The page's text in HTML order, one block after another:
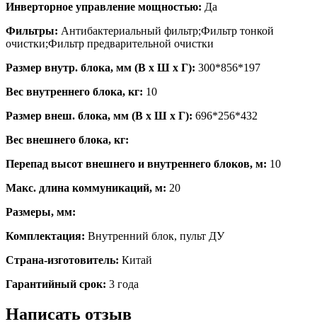
Инверторное управление мощностью: Да
Фильтры: Антибактериальный фильтр;Фильтр тонкой
очистки;Фильтр предварительной очистки
Размер внутр. блока, мм (В x Ш x Г): 300*856*197
Вес внутреннего блока, кг: 10
Размер внеш. блока, мм (В x Ш x Г): 696*256*432
Вес внешнего блока, кг:
Перепад высот внешнего и внутреннего блоков, м: 10
Макс. длина коммуникаций, м: 20
Размеры, мм:
Комплектация: Внутренний блок, пульт ДУ
Страна-изготовитель: Китай
Гарантийный срок: 3 года
Написать отзыв